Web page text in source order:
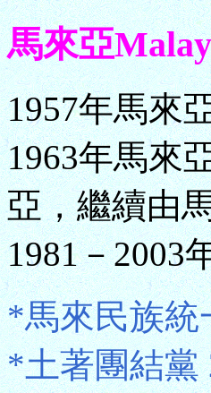
馬來亞
1957年馬來
1963年馬來
亞，繼續由
1981－2003
*馬來民族統
*土著團結黨